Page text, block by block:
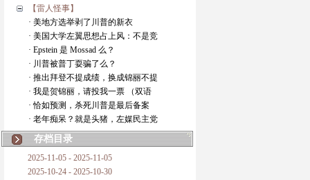
【雷人怪事】
· 美地方选举剥了川普的新衣
· 美国大学左翼思想占上风：不是竞
· Epstein 是 Mossad 么？
· 川普被普丁耍骗了么？
· 推出拜登不提成绩，换成锦丽不提
· 我是贺锦丽，请投我一票 （双语
· 恰如预测，杀死川普是最后备案
· 老年痴呆？就是头猪，左媒民主党
存档目录
2025-11-05 - 2025-11-05
2025-10-24 - 2025-10-30